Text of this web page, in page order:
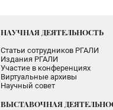
НАУЧНАЯ ДЕЯТЕЛЬНОСТЬ
Статьи сотрудников РГАЛИ
Издания РГАЛИ
Участие в конференциях
Виртуальные архивы
Научный совет
ВЫСТАВОЧНАЯ